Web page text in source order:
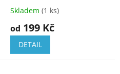
Skladem (1 ks)
od 199 Kč
DETAIL